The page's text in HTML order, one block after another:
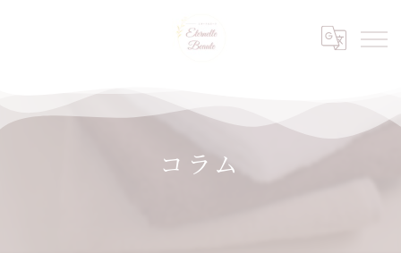
コラム